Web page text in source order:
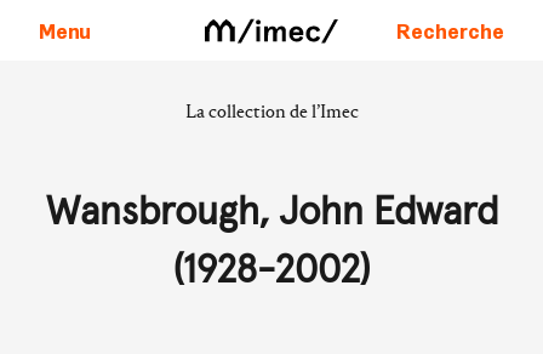
Menu Recherche
La collection de l’Imec
Wansbrough, John Edward
(1928-2002)